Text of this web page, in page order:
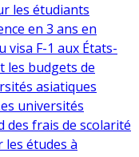
les étudiants
en 3 ans en
visa F-1 aux États-
les budgets de
asiatiques
universités
frais de scolarité
études à